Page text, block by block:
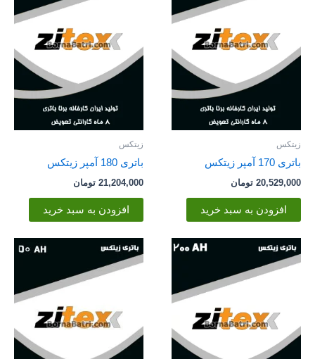
زیتکس
باتری 170 آمپر زیتکس
20,529,000 تومان
افزودن به سبد خرید
زیتکس
باتری 180 آمپر زیتکس
21,204,000 تومان
افزودن به سبد خرید